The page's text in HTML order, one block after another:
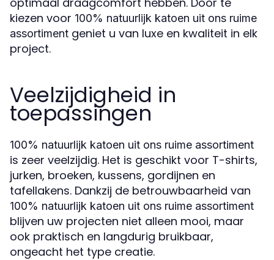
kiezen voor 100% natuurlijk katoen uit ons ruime
assortiment geniet u van luxe en kwaliteit in elk
project.
Veelzijdigheid in
toepassingen
100% natuurlijk katoen uit ons ruime assortiment
is zeer veelzijdig. Het is geschikt voor T-shirts,
jurken, broeken, kussens, gordijnen en
tafellakens. Dankzij de betrouwbaarheid van
100% natuurlijk katoen uit ons ruime assortiment
blijven uw projecten niet alleen mooi, maar
ook praktisch en langdurig bruikbaar,
ongeacht het type creatie.